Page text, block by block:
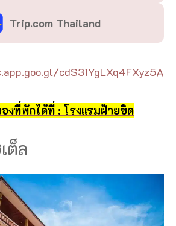
Trip.com Thailand
cdS31YgLXq4FXyz5A
องที่พักได้ที่ : โรงแรมฝ้ายขิด
ต็ล